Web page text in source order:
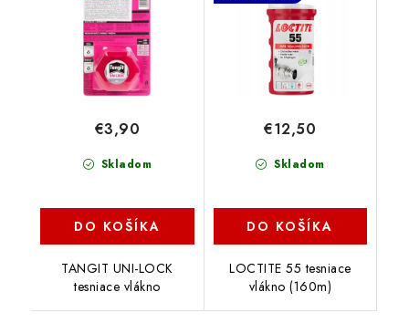
Skladom
€3,90
DO KOŠÍKA
TANGIT UNI-LOCK
tesniace vlákno
Skladom
€12,50
DO KOŠÍKA
LOCTITE 55 tesniace
vlákno (160m)